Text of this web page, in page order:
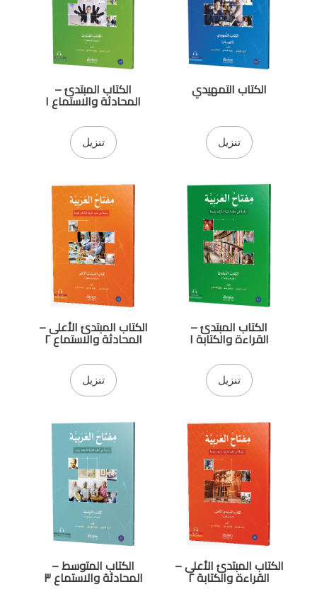
الكتاب التمهيدي
تنزيل
الكتاب المبتدئ –
المحادثة والاستماع ١
تنزيل
الكتاب المبتدئ –
القراءة والكتابة ١
تنزيل
الكتاب المبتدئ الأعلى –
المحادثة والاستماع ٢
تنزيل
الكتاب المبتدئ الأعلى –
القراءة والكتابة ٢
الكتاب المتوسط –
المحادثة والاستماع ٣